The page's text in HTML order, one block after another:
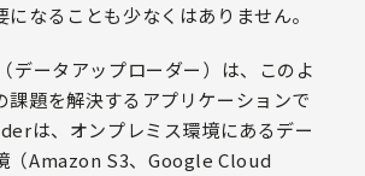
なることも少なくはありません。
ータアップローダー）は、このよ
課題を解決するアプリケーションで
は、オンプレミス環境にあるデー
（Amazon S3、Google Cloud